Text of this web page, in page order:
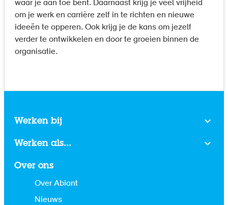
waar je aan toe bent. Daarnaast krijg je veel vrijheid
om je werk en carrière zelf in te richten en nieuwe
ideeën te opperen. Ook krijg je de kans om jezelf
verder te ontwikkelen en door te groeien binnen de
organisatie.
Werken bij
Werken als...
Over ons
Over Abiant
Nieuws